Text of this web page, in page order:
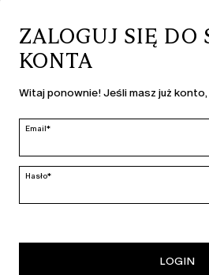
edycja
ZALOGUJ SIĘ DO
KONTA
Witaj ponownie! Jeśli masz już konto,
Email*
Hasło*
LOGIN